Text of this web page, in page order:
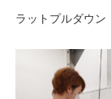
ラットプルダウン